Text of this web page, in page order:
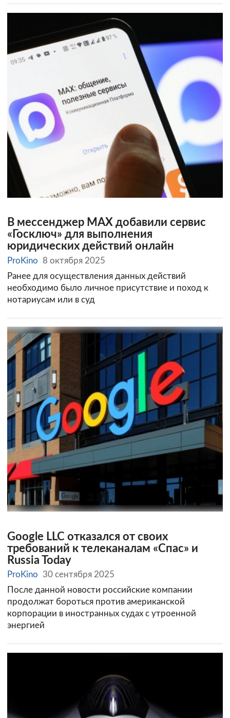
В мессенджер MAX добавили сервис
«Госключ» для выполнения
юридических действий онлайн
ProKino
8 октября 2025
Ранее для осуществления данных действий
необходимо было личное присутствие и поход к
нотариусам или в суд
Google LLC отказался от своих
требований к телеканалам «Спас» и
Russia Today
ProKino
30 сентября 2025
После данной новости российские компании
продолжат бороться против американской
корпорации в иностранных судах с утроенной
энергией